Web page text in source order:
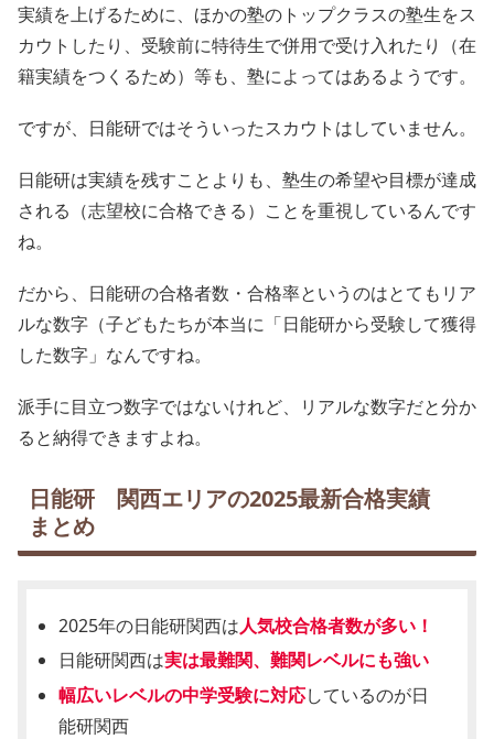
実績を上げるために、ほかの塾のトップクラスの塾生をス
カウトしたり、受験前に特待生で併用で受け入れたり（在
籍実績をつくるため）等も、塾によってはあるようです。
ですが、日能研ではそういったスカウトはしていません。
日能研は実績を残すことよりも、塾生の希望や目標が達成
される（志望校に合格できる）ことを重視しているんです
ね。
だから、日能研の合格者数・合格率というのはとてもリア
ルな数字（子どもたちが本当に「日能研から受験して獲得
した数字」なんですね。
派手に目立つ数字ではないけれど、リアルな数字だと分か
ると納得できますよね。
日能研 関西エリアの2025最新合格実績
まとめ
2025年の日能研関西は人気校合格者数が多い！
日能研関西は実は最難関、難関レベルにも強い
幅広いレベルの中学受験に対応しているのが日
能研関西